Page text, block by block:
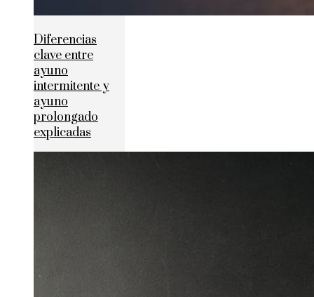
Diferencias
clave entre
ayuno
intermitente y
ayuno
prolongado
explicadas